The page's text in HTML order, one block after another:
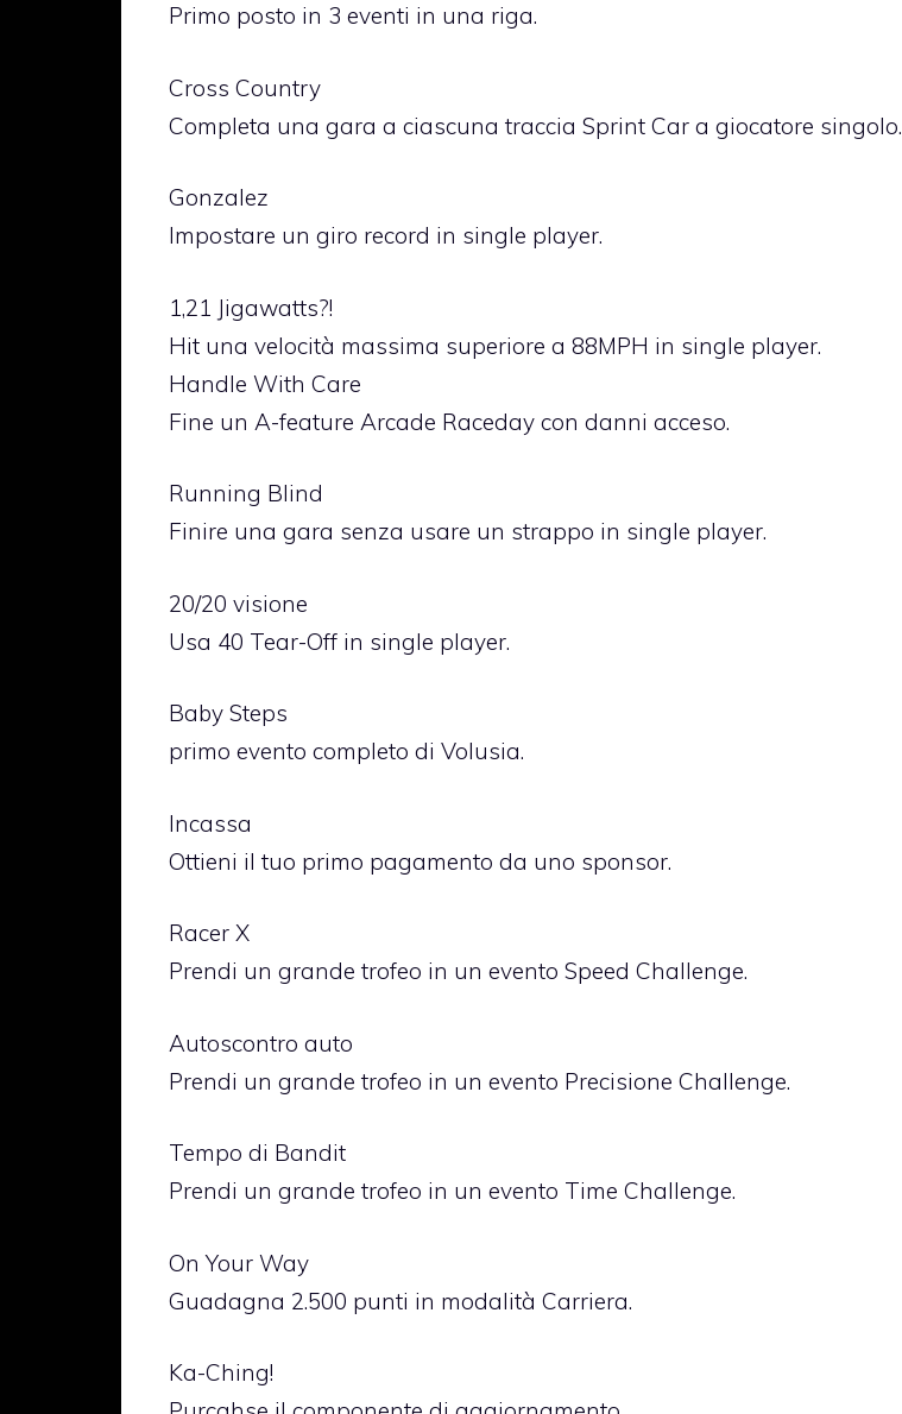
Primo posto in 3 eventi in una riga.
Cross Country
Completa una gara a ciascuna traccia Sprint Car a giocatore singolo.
Gonzalez
Impostare un giro record in single player.
1,21 Jigawatts?!
Hit una velocità massima superiore a 88MPH in single player.
Handle With Care
Fine un A-feature Arcade Raceday con danni acceso.
Running Blind
Finire una gara senza usare un strappo in single player.
20/20 visione
Usa 40 Tear-Off in single player.
Baby Steps
primo evento completo di Volusia.
Incassa
Ottieni il tuo primo pagamento da uno sponsor.
Racer X
Prendi un grande trofeo in un evento Speed Challenge.
Autoscontro auto
Prendi un grande trofeo in un evento Precisione Challenge.
Tempo di Bandit
Prendi un grande trofeo in un evento Time Challenge.
On Your Way
Guadagna 2.500 punti in modalità Carriera.
Ka-Ching!